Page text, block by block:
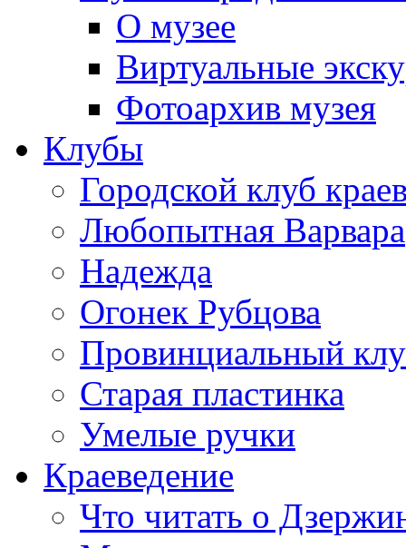
О музее
Виртуальные
Фотоархив музея
Клубы
Городской клуб
Любопытная Варвара
Надежда
Огонек Рубцова
Провинциальный
Старая пластинка
Умелые ручки
Краеведение
Что читать о